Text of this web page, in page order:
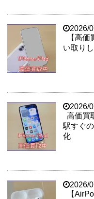
2026/
【高
い取り
2026/
高価買
駅すぐ
化
2026/
【